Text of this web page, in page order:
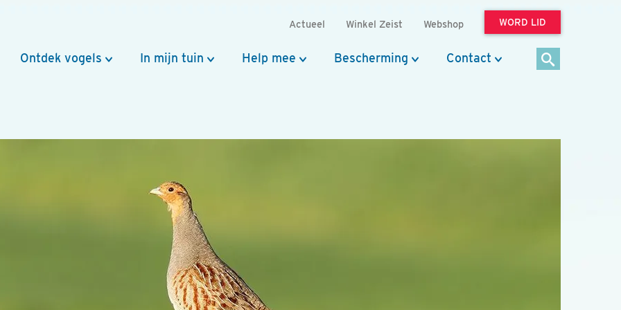
Actueel Winkel Zeist Webshop WORD LID
Ontdek vogels In mijn tuin Help mee Bescherming Contact